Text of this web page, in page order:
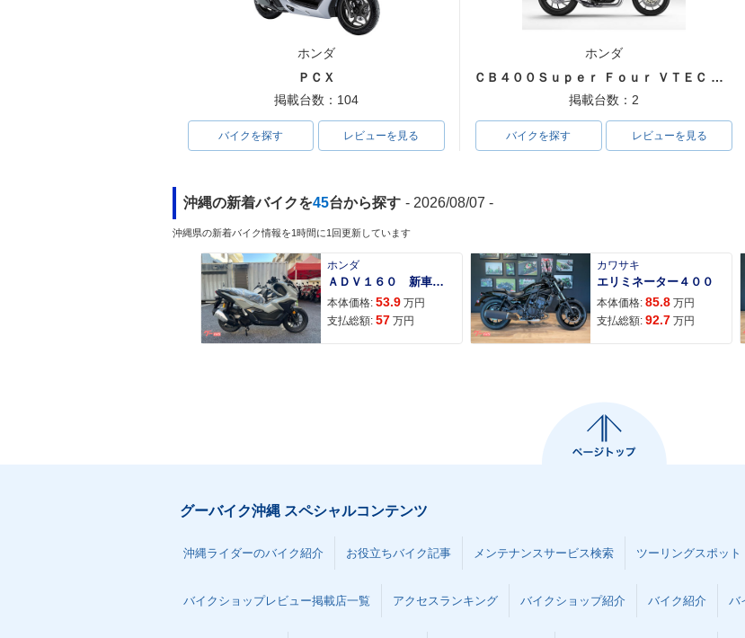
ホンダ
ＰＣＸ
掲載台数：104
バイクを探す レビューを見る
ホンダ
ＣＢ４００Ｓｕｐｅｒ Ｆｏｕｒ ＶＴＥＣ ＳＰＥＣ３
掲載台数：2
バイクを探す レビューを見る
沖縄の新着バイクを45台から探す - 2026/08/07 -
沖縄県の新着バイク情報を1時間に1回更新しています
ホンダ
ＡＤＶ１６０ 新車 ２０２６年最新モデル パールスモーキーグレー スマートキー ２９Ｌメットイン ＵＳＢ Ｔｙｐｅ−Ｃ装備
本体価格: 53.9 万円
支払総額: 57 万円
カワサキ
エリミネーター４００
本体価格: 85.8 万円
支払総額: 92.7 万円
グーバイク沖縄 スペシャルコンテンツ
沖縄ライダーのバイク紹介 お役立ちバイク記事 メンテナンスサービス検索 ツーリングスポット
バイクショップレビュー掲載店一覧 アクセスランキング バイクショップ紹介 バイク紹介 バ